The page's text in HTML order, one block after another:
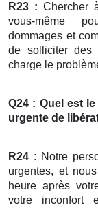
R23 : Chercher
vous-même
dommages et
de solliciter des
charge le
Q24 : Quel est
urgente de
R24 : Notre
urgentes, et
heure après
votre inconfort